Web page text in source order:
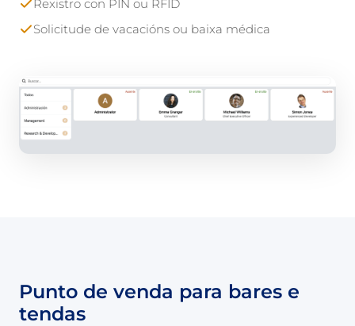
Rexistro con PIN ou RFID
Solicitude de vacacións ou baixa médica
Punto de venda para bares e
tendas